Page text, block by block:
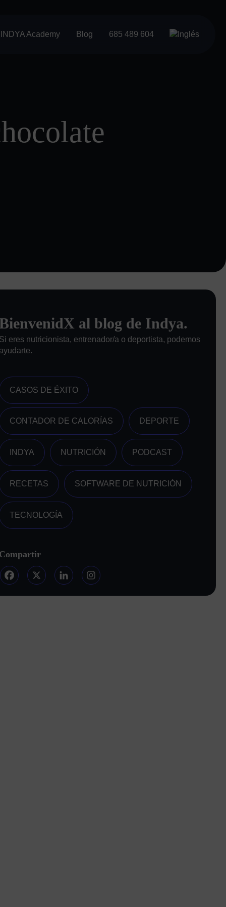
INDYA Academy Blog 685 489 604
al blog de Indya.
eres nutricionista, entrenador/a o deportista, podemos
CASOS DE ÉXITO
CONTADOR DE CALORÍAS DEPORTE
INDYA NUTRICIÓN PODCAST
RECETAS SOFTWARE DE NUTRICIÓN
TECNOLOGÍA